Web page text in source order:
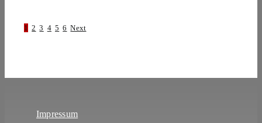
1 2 3 4 5 6 Next
Impressum